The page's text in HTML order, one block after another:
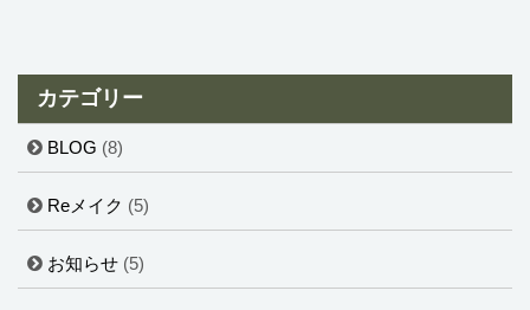
カテゴリー
BLOG (8)
Reメイク (5)
お知らせ (5)